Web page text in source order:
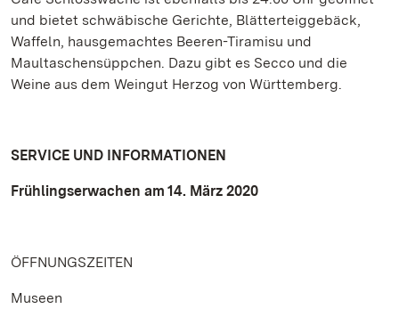
und bietet schwäbische Gerichte, Blätterteiggebäck,
Waffeln, hausgemachtes Beeren-Tiramisu und
Maultaschensüppchen. Dazu gibt es Secco und die
Weine aus dem Weingut Herzog von Württemberg.
SERVICE UND INFORMATIONEN
Frühlingserwachen am 14. März 2020
ÖFFNUNGSZEITEN
Museen